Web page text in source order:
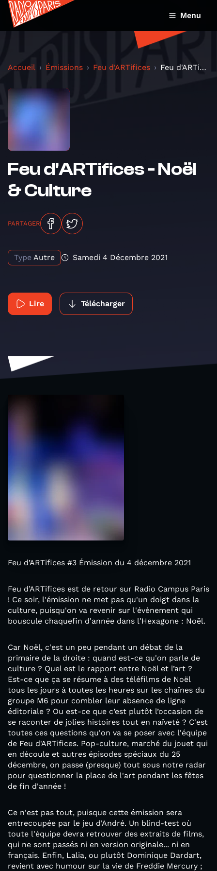
Menu
Accueil Émissions Feu d'ARTifices Feu d'ARTifices - Noël &amp; Culture
Feu d'ARTifices - Noël
& Culture
PARTAGER
Type Autre Samedi 4 Décembre 2021
Lire Télécharger
Feu d’ARTifices #3 Émission du 4 décembre 2021
Feu d’ARTifices est de retour sur Radio Campus Paris
! Ce soir, l'émission ne met pas qu'un doigt dans la
culture, puisqu'on va revenir sur l'évènement qui
bouscule chaquefin d'année dans l'Hexagone : Noël.
Car Noël, c'est un peu pendant un débat de la
primaire de la droite : quand est-ce qu'on parle de
culture ? Quel est le rapport entre Noël et l’art ?
Est-ce que ça se résume à des téléfilms de Noël
tous les jours à toutes les heures sur les chaînes du
groupe M6 pour combler leur absence de ligne
éditoriale ? Ou est-ce que c’est plutôt l’occasion de
se raconter de jolies histoires tout en naïveté ? C'est
toutes ces questions qu'on va se poser avec l'équipe
de Feu d'ARTifices. Pop-culture, marché du jouet qui
en découle et autres épisodes spéciaux du 25
décembre, on passe (presque) tout sous notre radar
pour questionner la place de l'art pendant les fêtes
de fin d'année !
Ce n'est pas tout, puisque cette émission sera
entrecoupée par le jeu d'André. Un blind-test où
toute l'équipe devra retrouver des extraits de films,
qui ne sont passés ni en version originale... ni en
français. Enfin, Lalia, ou plutôt Dominique Dardart,
revient avec humour sur la vie de Freddie Mercury ;